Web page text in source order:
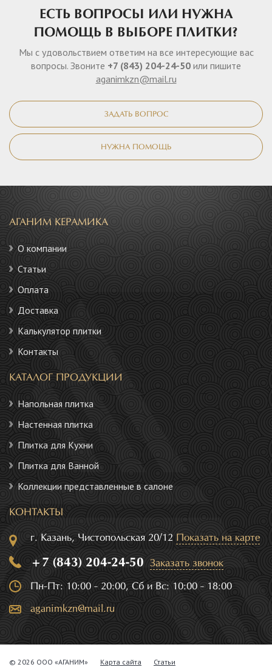
ЕСТЬ ВОПРОСЫ ИЛИ НУЖНА
ПОМОЩЬ В ВЫБОРЕ ПЛИТКИ?
Мы с удовольствием ответим на все интересующие вас
вопросы. Звоните +7 (843) 204-24-50 или пишите
aganimkzn@mail.ru
ЗАДАТЬ ВОПРОС
НУЖНА ПОМОЩЬ
АГАНИМ КЕРАМИКА
О компании
Статьи
Оплата
Доставка
Калькулятор плитки
Контакты
КАТАЛОГ ПРОДУКЦИИ
Напольная плитка
Настенная плитка
Плитка для Кухни
Плитка для Ванной
Коллекции представленные в салоне
КОНТАКТЫ
г. Казань, Чистопольская 20/12 Показать на карте
+7 (843) 204-24-50 Заказать звонок
Пн-Пт: 10:00 - 20:00, Сб и Вс: 10:00 - 18:00
aganimkzn@mail.ru
© 2026 ООО «АГАНИМ» Карта сайта Статьи